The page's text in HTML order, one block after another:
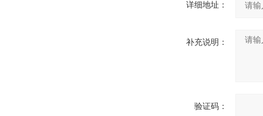
详细地址：
补充说明：
验证码：